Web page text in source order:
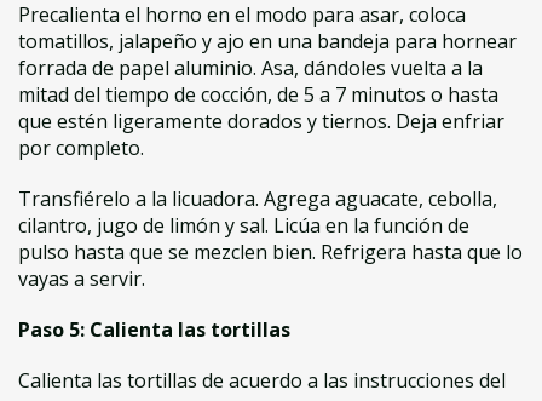
Precalienta el horno en el modo para asar, coloca
tomatillos, jalapeño y ajo en una bandeja para hornear
forrada de papel aluminio. Asa, dándoles vuelta a la
mitad del tiempo de cocción, de 5 a 7 minutos o hasta
que estén ligeramente dorados y tiernos. Deja enfriar
por completo.
Transfiérelo a la licuadora. Agrega aguacate, cebolla,
cilantro, jugo de limón y sal. Licúa en la función de
pulso hasta que se mezclen bien. Refrigera hasta que lo
vayas a servir.
Paso 5: Calienta las tortillas
Calienta las tortillas de acuerdo a las instrucciones del